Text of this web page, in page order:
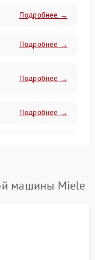
Подробнее →
Подробнее →
Подробнее →
Подробнее →
Подробнее →
машины Miele